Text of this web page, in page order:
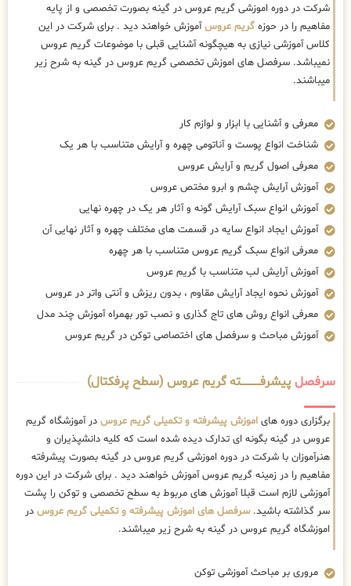
شرکت در دوره اموزشی گریم عروس در گینه بصورت تخصصی و از پایه
مفاهیم را در حوزه گریم عروسآموزش خواهند دید . برای شرکت در این
کلاس آموزشی نیازی به هیچگونه آشنایی قبلی با موضوعات گریم عروس
نمیباشد. سرفصل های اموزش تخصصی گریم عروس در گینه به شرح زیر
میباشند.
معرفی و آشنایی با ابزار و لوازم کار
شناخت انواع پوست و آناتومی چهره و آرایش متناسب با هر یک
معرفی اصول گریم و آرایش عروس
آموزش آرایش چشم و ابرو مختص عروس
آموزش انواع سبک آرایش گونه و آثار هر یک در چهره نهایی
آموزش ایجاد انواع سایه در قسمت های مختلف چهره و آثار نهایی آن
معرفی انواع سبک گریم عروس متناسب با هر چهره
آموزش آرایش لب متناسب با گریم عروس
آموزش نحوه ایجاد آرایش مقاوم ، بدون ریزش و آنتی واتر در عروس
معرفی انواع روش های تاج گذاری و نصب تور بهمراه آموزش چند مدل
آموزش مباحث و سرفصل های اختصاصی توکن در گریم عروس
سرفصلپیشرفــــــــــــته گریم عروس (سطح پرفکتال)
برگزاری دوره های اموزش پیشرفته و تکمیلی گریم عروس در آموزشگاه گریم
عروس در گینه بگونه ای تدارک دیده شده است که کلیه دانشپذیران و
هنرآموزان با شرکت در دوره اموزشی گریم عروس در گینه بصورت پیشرفته
مفاهیم را در زمینه گریم عروس آموزش خواهند دید . برای شرکت در این دوره
آموزشی لازم است قبلا آموزش های مربوط به سطح تخصصی و توکن را پشت
سر گذاشته باشید.سرفصل های اموزش پیشرفته و تکمیلی گریم عروس در
اموزشگاه گریم عروس در گینه به شرح زیر میباشند.
مروری بر مباحث آموزشی توکن